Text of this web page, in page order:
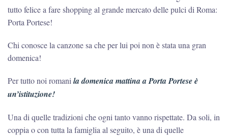
tutto felice a fare shopping al grande mercato delle pulci di Roma:
Porta Portese!
Chi conosce la canzone sa che per lui poi non è stata una gran
domenica!
Per tutto noi romani la domenica mattina a Porta Portese è
un’istituzione!
Una di quelle tradizioni che ogni tanto vanno rispettate. Da soli, in
coppia o con tutta la famiglia al seguito, è una di quelle